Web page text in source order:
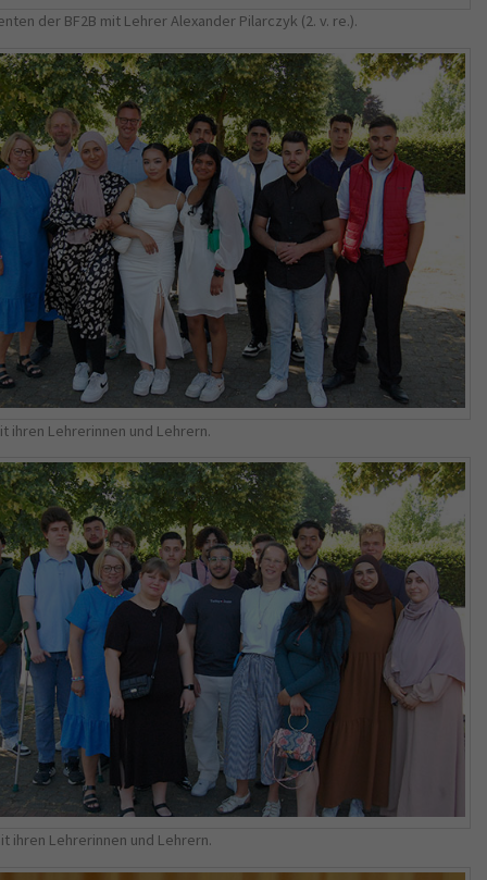
der BF2B mit Lehrer Alexander Pilarczyk (2. v. re.).
ihren Lehrerinnen und Lehrern.
ihren Lehrerinnen und Lehrern.